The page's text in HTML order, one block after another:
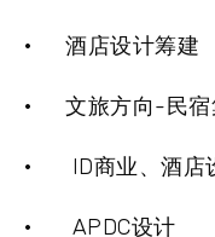
· 酒店设计筹建
· 文旅方向-民宿
· ID商业、酒店
· APDC设计